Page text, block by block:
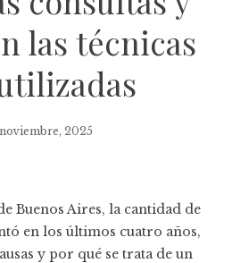
las técnicas
noviembre, 2025
Buenos Aires, la cantidad de
en los últimos cuatro años,
y por qué se trata de un